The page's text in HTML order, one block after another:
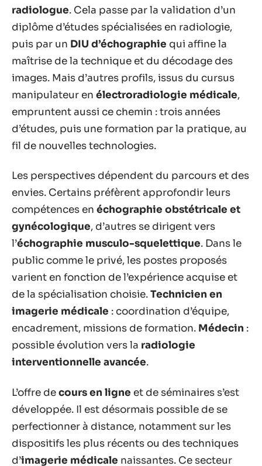
radiologue. Cela passe par la validation d’un
diplôme d’études spécialisées en radiologie,
puis par un DIU d’échographie qui affine la
maîtrise de la technique et du décodage des
images. Mais d’autres profils, issus du cursus
manipulateur en électroradiologie médicale,
empruntent aussi ce chemin : trois années
d’études, puis une formation par la pratique, au
fil de nouvelles technologies.
Les perspectives dépendent du parcours et des
envies. Certains préfèrent approfondir leurs
compétences en échographie obstétricale et
gynécologique, d’autres se dirigent vers
l’échographie musculo-squelettique. Dans le
public comme le privé, les postes proposés
varient en fonction de l’expérience acquise et
de la spécialisation choisie.Technicien en
imagerie médicale : coordination d’équipe,
encadrement, missions de formation. Médecin :
possible évolution vers la radiologie
interventionnelle avancée.
L’offre decours en ligne et de séminaires s’est
développée. Il est désormais possible de se
perfectionner à distance, notamment sur les
dispositifs les plus récents ou des techniques
d’imagerie médicale naissantes. Ce secteur